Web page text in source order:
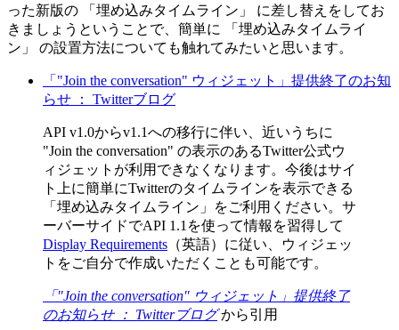
った新版の 「埋め込みタイムライン」 に差し替えをしてお
きましょうということで、簡単に 「埋め込みタイムライ
ン」 の設置方法についても触れてみたいと思います。
「"Join the conversation" ウィジェット」提供終了のお知
らせ ： Twitterブログ
API v1.0からv1.1への移行に伴い、近いうちに
"Join the conversation" の表示のあるTwitter公式ウ
ィジェットが利用できなくなります。今後はサイ
ト上に簡単にTwitterのタイムラインを表示できる
「埋め込みタイムライン」をご利用ください。サ
ーバーサイドでAPI 1.1を使って情報を習得して
Display Requirements （英語）に従い、ウィジェッ
トをご自分で作成いただくことも可能です。
「"Join the conversation" ウィジェット」提供終了
のお知らせ ： Twitterブログから引用